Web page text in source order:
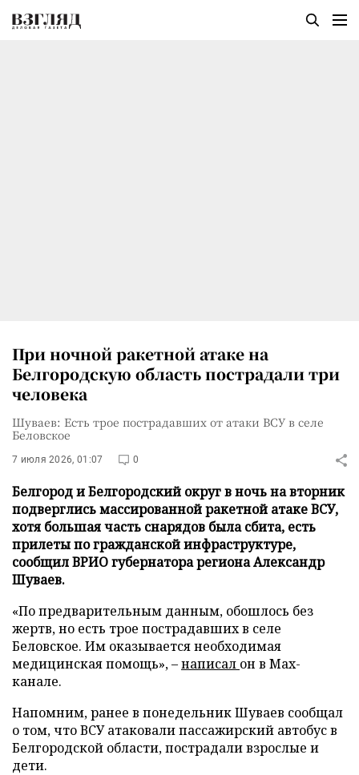
При ночной ракетной атаке на
Белгородскую область пострадали три
человека
Шуваев: Есть трое пострадавших от атаки ВСУ в селе
Беловское
7 июля 2026, 01:07 0
Белгород и Белгородский округ в ночь на вторник
подверглись массированной ракетной атаке ВСУ,
хотя большая часть снарядов была сбита, есть
прилеты по гражданской инфраструктуре,
сообщил ВРИО губернатора региона Александр
Шуваев.
«По предварительным данным, обошлось без
жертв, но есть трое пострадавших в селе
Беловское. Им оказывается необходимая
медицинская помощь», –написал он в Max-
канале.
Напомним, ранее в понедельник Шуваев сообщал
о том, что ВСУ атаковали пассажирский автобус в
Белгородской области, пострадали взрослые и
дети.